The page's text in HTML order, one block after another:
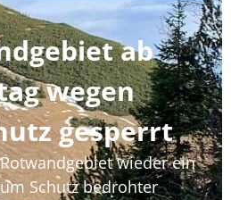
ab
wegen
gesperrt
wieder ein
Schutz bedrohter